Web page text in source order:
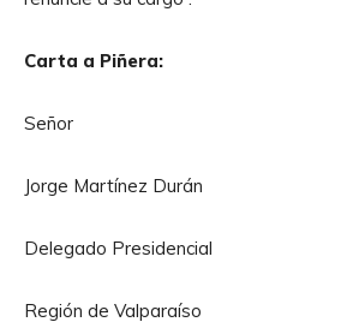
Carta a Piñera:
Señor
Jorge Martínez Durán
Delegado Presidencial
Región de Valparaíso